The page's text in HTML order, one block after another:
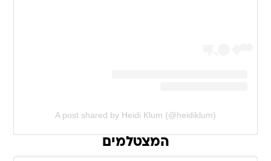
A post shared by Heidi Klum (@heidiklum)
המצטלמים